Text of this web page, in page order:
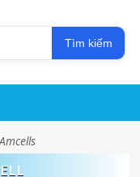
Tìm kiếm